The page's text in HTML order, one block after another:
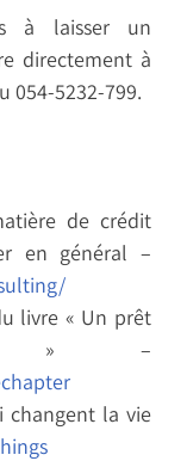
à laisser un
directement à
054-5232-799.
de crédit
en général –
livre « Un prêt
» –
changent la vie